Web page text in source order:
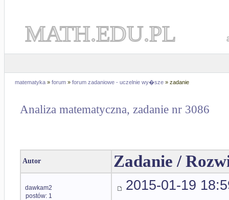
MATH.EDU.PL
matematyka » forum » forum zadaniowe - uczelnie wy�sze » zadanie
Analiza matematyczna, zadanie nr 3086
Autor Zadanie /
dawkam2
postów: 1
2015-01-19